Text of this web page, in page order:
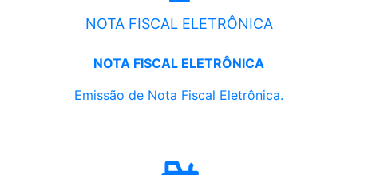
NOTA FISCAL ELETRÔNICA
NOTA FISCAL ELETRÔNICA
Emissão de Nota Fiscal Eletrônica.